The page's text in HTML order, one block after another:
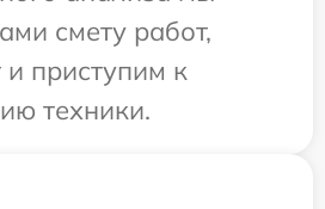
смету работ,
приступим к
техники.